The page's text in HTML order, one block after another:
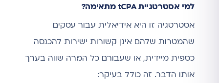
למי אסטרטגיית tCPA מתאימה?
אסטרטגיה זו היא אידיאלית עבור עסקים
שהמטרות שלהם אינן קשורות ישירות להכנסה
כספית מיידית, או שעבורם כל המרה שווה בערך
אותו הדבר. זה כולל בעיקר: